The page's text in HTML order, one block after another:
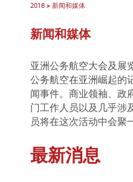
2018 > 新闻和媒体
新闻和媒体
亚洲公务航空大会及展
公务航空在亚洲崛起的
闻事件。商业领袖、政
门工作人员以及几乎涉
员将在这次活动中会聚
最新消息